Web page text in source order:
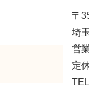
〒
埼
営
定